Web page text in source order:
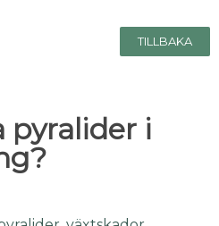
TILLBAKA
pyralider i